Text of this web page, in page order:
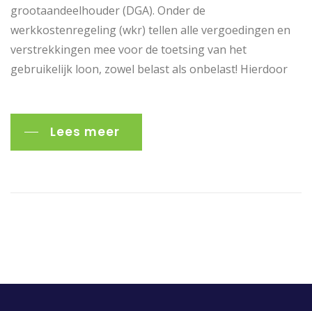
grootaandeelhouder (DGA). Onder de
werkkostenregeling (wkr) tellen alle vergoedingen en
verstrekkingen mee voor de toetsing van het
gebruikelijk loon, zowel belast als onbelast! Hierdoor
Lees meer